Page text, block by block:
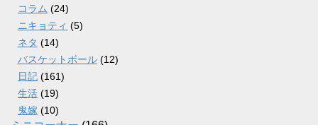
コラム (24)
ニキョティ (5)
ネタ (14)
バスケットボール (12)
日記 (161)
生活 (19)
鬼嫁 (10)